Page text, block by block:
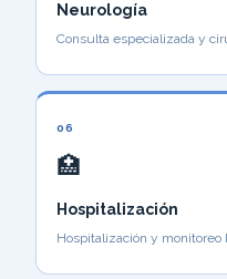
Neurología
Consulta especializada y
06
🏥
Hospitalización
Hospitalización y monitoreo